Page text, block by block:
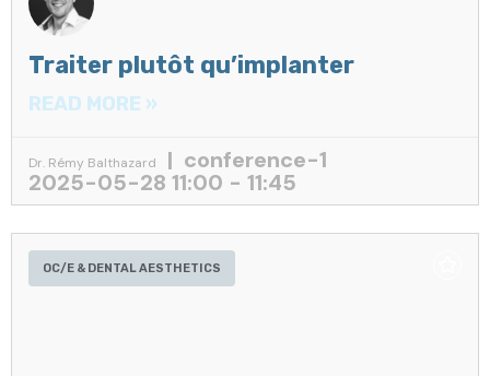
Traiter plutôt qu’implanter
READ MORE »
Dr. Rémy Balthazard
conference-1
2025-05-28 11:00 - 11:45
OC/E & DENTAL AESTHETICS